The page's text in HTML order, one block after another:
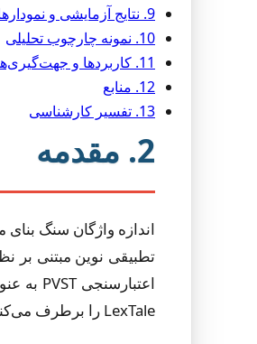
9. نتایج آزمایشی و نمودارها
10. نمونه چارچوب تحلیلی
11. کاربردها و جهت‌گیری‌های آینده
12. منابع
13. تفسیر کارشناسی
2. مقدمه
LexTale را برطرف می‌کند.